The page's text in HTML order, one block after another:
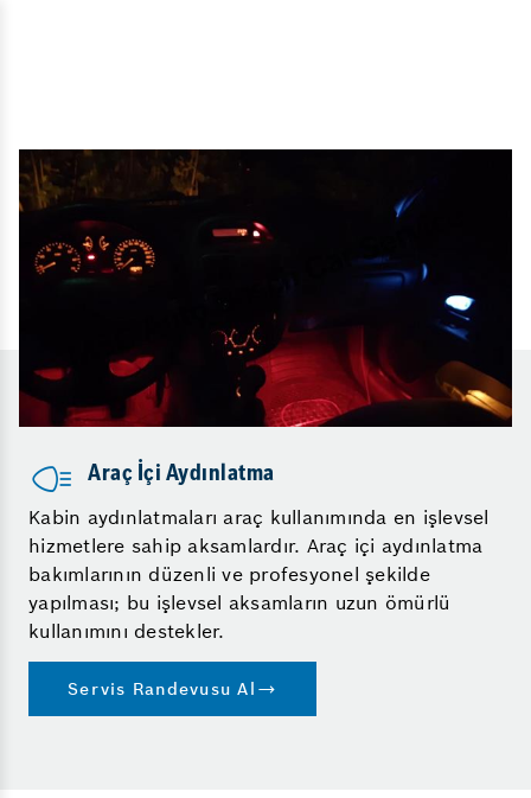
Araç İçi Aydınlatma
Kabin aydınlatmaları araç kullanımında en işlevsel
hizmetlere sahip aksamlardır. Araç içi aydınlatma
bakımlarının düzenli ve profesyonel şekilde
yapılması; bu işlevsel aksamların uzun ömürlü
kullanımını destekler.
Servis Randevusu Al